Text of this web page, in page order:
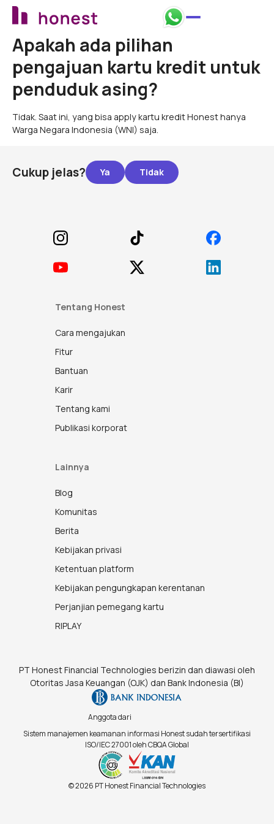
Apakah ada pilihan
pengajuan kartu kredit untuk
penduduk asing?
Tidak. Saat ini, yang bisa apply kartu kredit Honest hanya
Warga Negara Indonesia (WNI) saja.
Cukup jelas?
PT Honest Financial Technologies berizin dan diawasi oleh
Otoritas Jasa Keuangan (OJK) dan Bank Indonesia (BI)
Anggota dari
Sistem manajemen keamanan informasi Honest sudah tersertifikasi
ISO/IEC 27001 oleh CBQA Global
© 2026 PT Honest Financial Technologies
Tentang Honest
Cara mengajukan
Fitur
Bantuan
Karir
Tentang kami
Publikasi korporat
Lainnya
Blog
Komunitas
Berita
Kebijakan privasi
Ketentuan platform
Kebijakan pengungkapan kerentanan
Perjanjian pemegang kartu
RIPLAY